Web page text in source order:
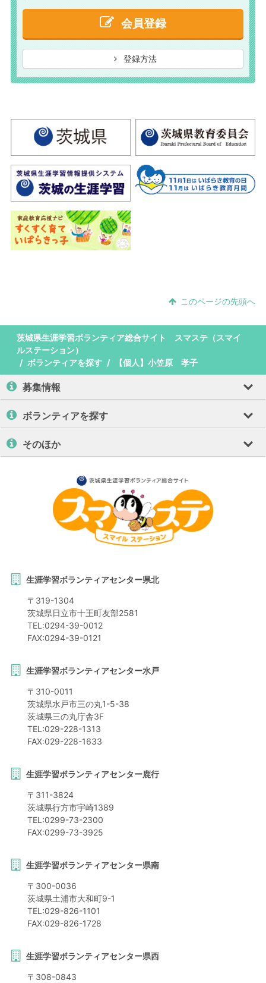
会員登録
登録方法
このページの先頭へ
茨城県生涯学習ボランティア総合サイト スマステ（スマイ
ルステーション）
ボランティアを探す
【個人】小笠原 孝子
募集情報
ボランティアを探す
そのほか
生涯学習ボランティアセンター県北
〒 319-1304
茨城県日立市十王町友部2581
TEL:0294-39-0012
FAX:0294-39-0121
生涯学習ボランティアセンター水戸
〒 310-0011
茨城県水戸市三の丸1-5-38
茨城県三の丸庁舎3F
TEL:029-228-1313
FAX:029-228-1633
生涯学習ボランティアセンター鹿行
〒 311-3824
茨城県行方市宇崎1389
TEL:0299-73-2300
FAX:0299-73-3925
生涯学習ボランティアセンター県南
〒 300-0036
茨城県土浦市大和町9-1
TEL:029-826-1101
FAX:029-826-1728
生涯学習ボランティアセンター県西
〒 308-0843